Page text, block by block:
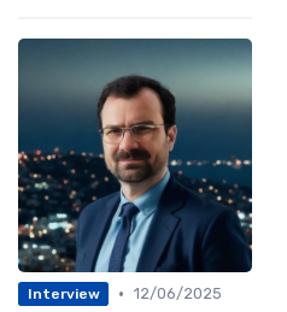
Interview • 12/06/2025